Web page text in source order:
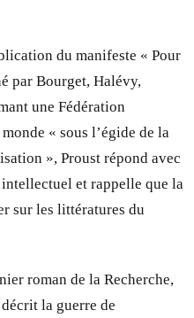
du manifeste « Pour
par Bourget, Halévy,
une Fédération
« sous l’égide de la
», Proust répond avec
et rappelle que la
sur les littératures du
roman de la Recherche,
la guerre de